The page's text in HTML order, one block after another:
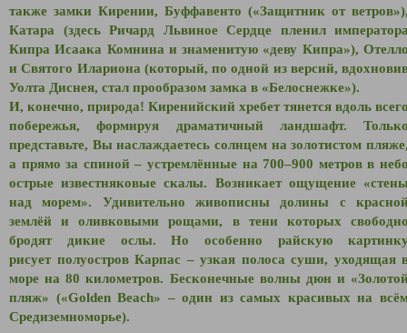
также замки Кирении, Буффавенто («Защитник от
Катара (здесь Ричард Львиное Сердце пленил
Кипра Исаака Комнина и знаменитую «деву Кипра»),
и Святого Илариона (который, по одной из версий,
Уолта Диснея, стал прообразом замка в «Белоснежке»).
И, конечно, природа! Киренийский хребет тянется вдоль
побережья, формируя драматичный ландшафт.
представьте, Вы наслаждаетесь солнцем на золотистом
а прямо за спиной– устремлённые на 700–900 метров в
острые известняковые скалы. Возникает ощущение
над морем». Удивительно живописны долины с к
землёй и оливковыми рощами, в тени которых
бродят дикие ослы. Но особенно райскую
рисует полуостров Карпас –узкая полоса суши, уходящая
море на 80 километров. Бесконечные волны дюн и «
пляж» («Golden Beach» –один из самых красивых на
Средиземноморье).